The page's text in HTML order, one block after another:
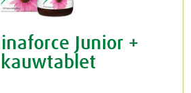
Junior +